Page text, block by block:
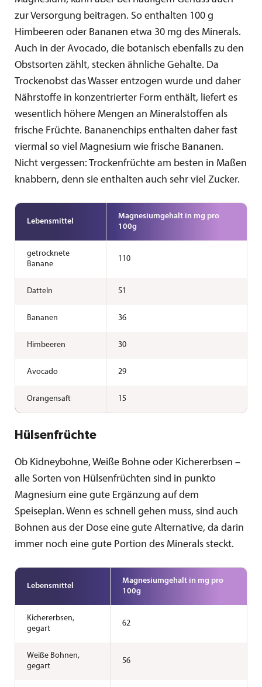
zur Versorgung beitragen. So enthalten 100 g
Himbeeren oder Bananen etwa 30 mg des Minerals.
Auch in der Avocado, die botanisch ebenfalls zu den
Obstsorten zählt, stecken ähnliche Gehalte. Da
Trockenobst das Wasser entzogen wurde und daher
Nährstoffe in konzentrierter Form enthält, liefert es
wesentlich höhere Mengen an Mineralstoffen als
frische Früchte. Bananenchips enthalten daher fast
viermal so viel Magnesium wie frische Bananen.
Nicht vergessen: Trockenfrüchte am besten in Maßen
knabbern, denn sie enthalten auch sehr viel Zucker.
Lebensmittel
Magnesium­gehalt in mg pro
100g
getrocknete
Banane
110
Datteln 51
Bananen 36
Himbeeren 30
Avocado 29
Orangensaft 15
Hülsenfrüchte
Ob Kidneybohne, Weiße Bohne oder Kichererbsen –
alle Sorten von Hülsenfrüchten sind in punkto
Magnesium eine gute Ergänzung auf dem
Speiseplan. Wenn es schnell gehen muss, sind auch
Bohnen aus der Dose eine gute Alternative, da darin
immer noch eine gute Portion des Minerals steckt.
Lebensmittel
Magnesium­gehalt in mg pro
100g
Kichererbsen,
gegart
62
Weiße Bohnen,
gegart
56